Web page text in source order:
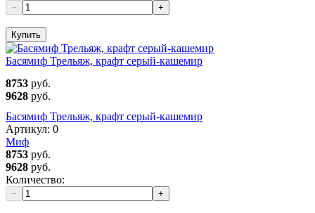
− +
Купить
Басямиф Трельяж, крафт серый-кашемир
8753 руб.
9628 руб.
Басямиф Трельяж, крафт серый-кашемир
Артикул: 0
Миф
8753 руб.
9628 руб.
Количество:
− +